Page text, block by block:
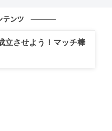
まぶつけるのではなく、
らの安心感が格段に上が
テンツ
立させよう！マッチ棒